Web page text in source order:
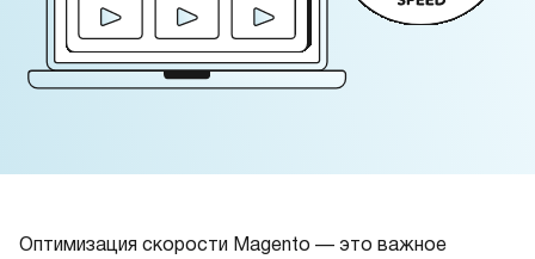
Оптимизация скорости Magento — это важное